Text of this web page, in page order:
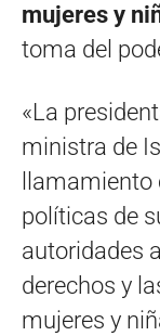
mujeres y
toma del
«La
ministra de
políticas de
autoridades
derechos y
mujeres y